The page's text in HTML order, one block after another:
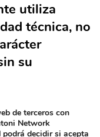
utiliza
técnica, no
su
de terceros con
Network
podrá decidir si acepta